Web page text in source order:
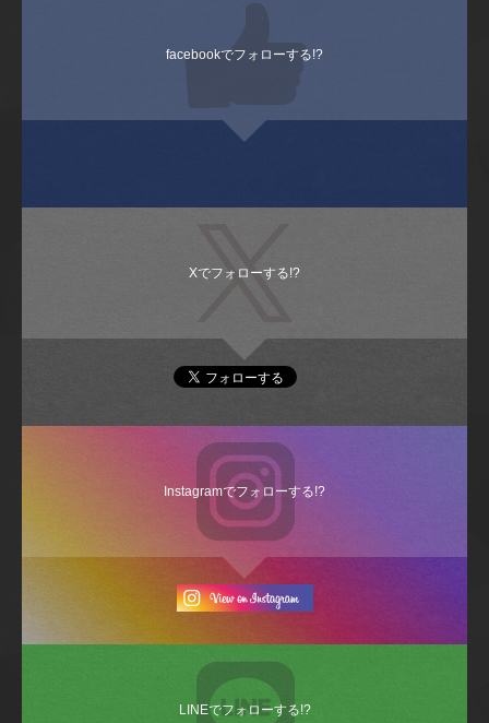
facebookでフォローする!?
Xでフォローする!?
Instagramでフォローする!?
LINEでフォローする!?